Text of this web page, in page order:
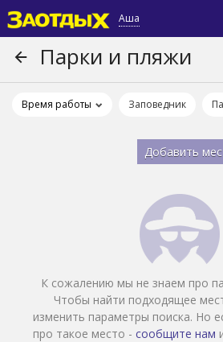
Аша
Парки и пляжи
Время работы Заповедник
Добавить
К сожалению мы не знаем про
Чтобы найти подходящее
изменить параметры поиска. Но
про такое место - сообщите нам